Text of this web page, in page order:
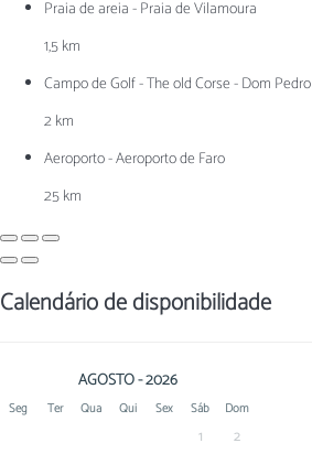
Praia de areia - Praia de Vilamoura
1,5 km
Campo de Golf - The old Corse - Dom Pedro
2 km
Aeroporto - Aeroporto de Faro
25 km
Calendário de disponibilidade
AGOSTO - 2026
Seg Ter Qua Qui Sex Sáb Dom
1
2